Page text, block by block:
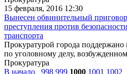
15 февраля, 2016 12:30
Вынесен обвинительный
преступления против
транспорта
Прокуратурой города поддержано
по уголовному делу,
Прокуратура
В начало
998 999 1000 1001 1002